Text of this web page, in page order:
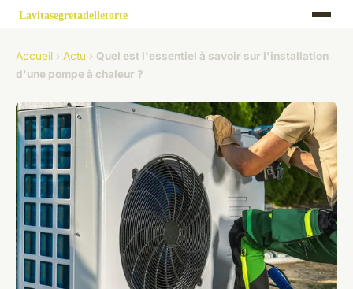
Accueil › Actu › Quel est l'essentiel à savoir sur l'installation
d'une pompe à chaleur ?